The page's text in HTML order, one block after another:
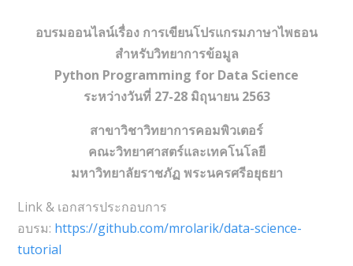
อบรมออนไลน์เรื่อง การเขียนโปรแกรมภาษาไพธอน
สำหรับวิทยาการข้อมูล
Python Programming for Data Science
ระหว่างวันที่ 27-28 มิถุนายน 2563
สาขาวิชาวิทยาการคอมพิวเตอร์
คณะวิทยาศาสตร์และเทคโนโลยี
มหาวิทยาลัยราชภัฏ พระนครศรีอยุธยา
Link & เอกสารประกอบการ
อบรม: https://github.com/mrolarik/data-science-
tutorial